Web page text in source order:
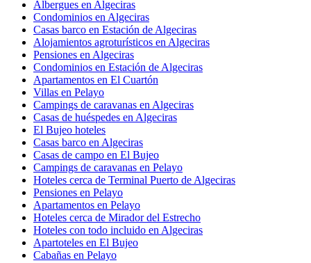
Albergues en Algeciras
Condominios en Algeciras
Casas barco en Estación de Algeciras
Alojamientos agroturísticos en Algeciras
Pensiones en Algeciras
Condominios en Estación de Algeciras
Apartamentos en El Cuartón
Villas en Pelayo
Campings de caravanas en Algeciras
Casas de huéspedes en Algeciras
El Bujeo hoteles
Casas barco en Algeciras
Casas de campo en El Bujeo
Campings de caravanas en Pelayo
Hoteles cerca de Terminal Puerto de Algeciras
Pensiones en Pelayo
Apartamentos en Pelayo
Hoteles cerca de Mirador del Estrecho
Hoteles con todo incluido en Algeciras
Apartoteles en El Bujeo
Cabañas en Pelayo